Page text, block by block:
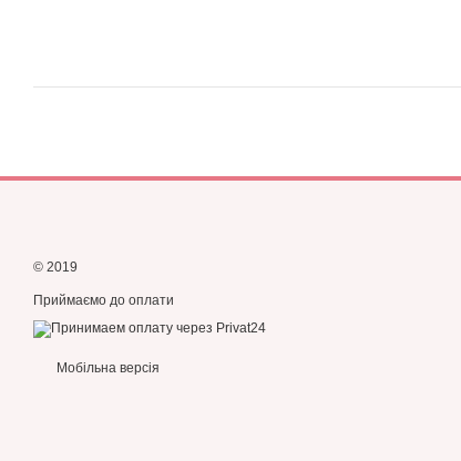
© 2019
Приймаємо до оплати
Мобільна версія